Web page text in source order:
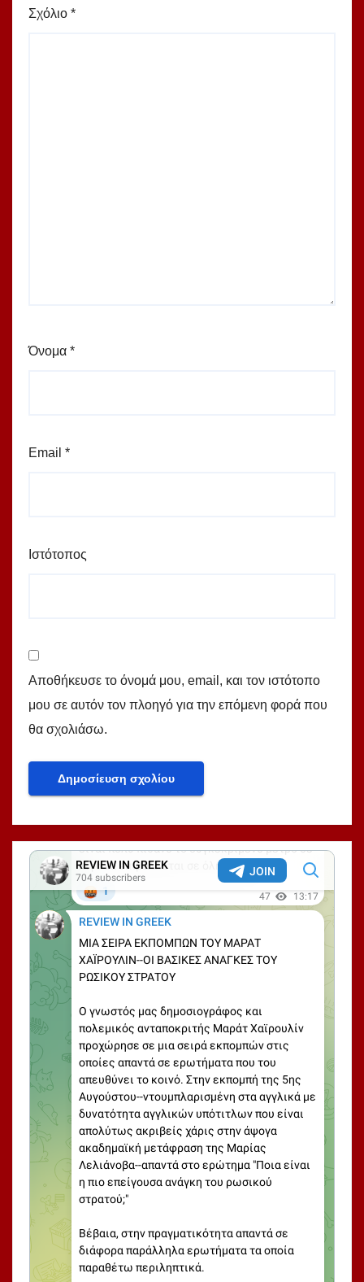
Σχόλιο *
Όνομα *
Email *
Ιστότοπος
Αποθήκευσε το όνομά μου, email, και τον ιστότοπο
μου σε αυτόν τον πλοηγό για την επόμενη φορά που
θα σχολιάσω.